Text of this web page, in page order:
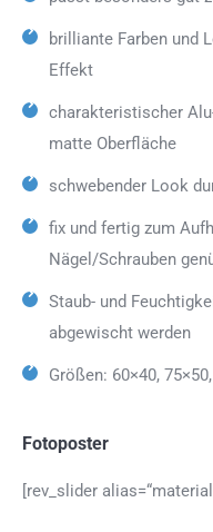
brilliante Farben und
Effekt
charakteristischer
matte Oberfläche
schwebender Look
fix und fertig zum
Nägel/Schrauben
Staub- und
abgewischt werden
Größen: 60×40,
Fotoposter
[rev_slider